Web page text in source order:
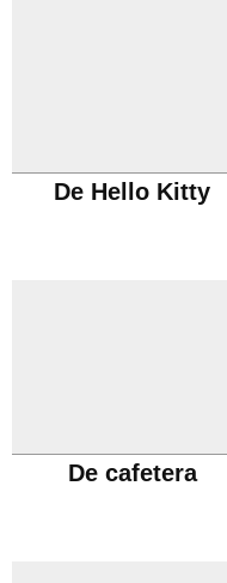
De Hello Kitty
De cafetera